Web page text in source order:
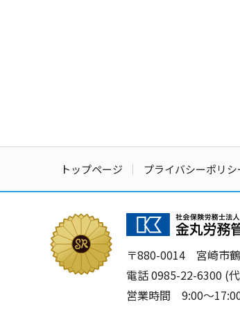
トップページ プライバシーポリシ
〒880-0014 宮崎市
電話0985-22-6300 (
営業時間 9:00〜